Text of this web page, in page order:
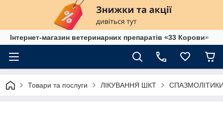
Інтернет-магазин ветеринарних препаратів «33 Корови»
Товари та послуги ЛІКУВАННЯ ШКТ